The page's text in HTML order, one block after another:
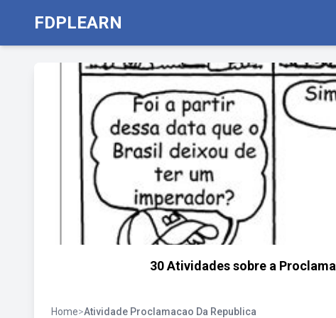
FDPLEARN
30 Atividades sobre a
Home>Atividade Proclamacao Da Republica